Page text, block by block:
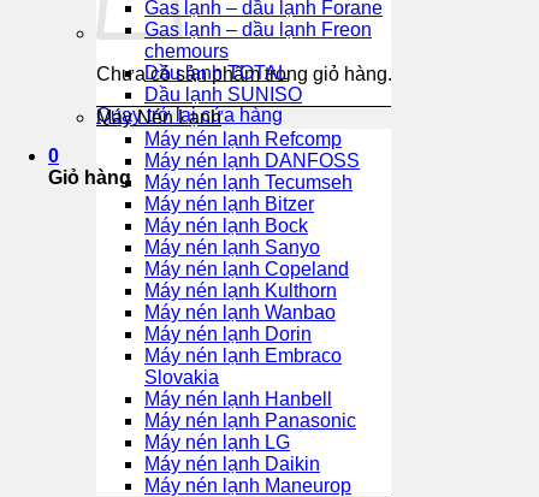
Chưa có sản phẩm trong giỏ hàng.
Quay trở lại cửa hàng
0
Giỏ hàng
Gas lạnh – dầu lạnh Forane
Gas lạnh – dầu lạnh Freon
chemours
Dầu lạnh TOTAL
Dầu lạnh SUNISO
Máy Nén Lạnh
Máy nén lạnh Refcomp
Máy nén lạnh DANFOSS
Máy nén lạnh Tecumseh
Máy nén lạnh Bitzer
Máy nén lạnh Bock
Máy nén lạnh Sanyo
Máy nén lạnh Copeland
Máy nén lạnh Kulthorn
Máy nén lạnh Wanbao
Máy nén lạnh Dorin
Máy nén lạnh Embraco
Slovakia
Máy nén lạnh Hanbell
Máy nén lạnh Panasonic
Máy nén lạnh LG
Máy nén lạnh Daikin
Máy nén lạnh Maneurop